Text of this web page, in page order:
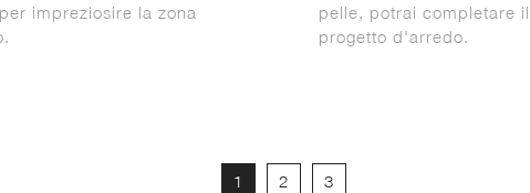
impreziosire la zona
pelle, potrai completare
progetto d'arredo.
1 2 3